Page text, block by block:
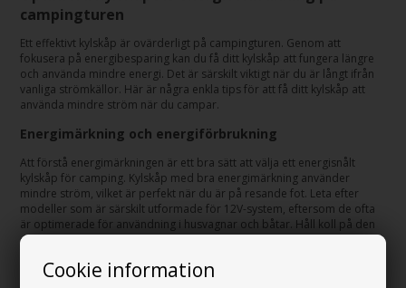
Cookie information
campingturen
Ett effektivt kylskåp är ovärderligt på campingturen. Genom att
fokusera på energibesparing kan du få ditt kylskåp att fungera längre
och använda mindre energi. Det är särskilt viktigt när du är långt ifrån
vanliga strömkällor. Här är några enkla tips för att få ditt kylskåp att
använda mindre ström när du campar.
Energimärkning och energiförbrukning
Att förstå energimärkningen är ett bra sätt att välja ett energisnålt
kylskåp för camping. Kylskåp med bra energimärkning använder
mindre ström, vilket är perfekt när du är på resande fot. Leta efter
modeller som är särskilt utformade för 12V-system, eftersom de ofta
är optimerade för användning i husvagnar och båtar. Håll koll på den
dagliga energiförbrukningen, som normalt mäts i wattimmar (Wh) eller
batteri.